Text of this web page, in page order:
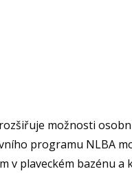
možnosti
programu NLBA
plaveckém bazénu